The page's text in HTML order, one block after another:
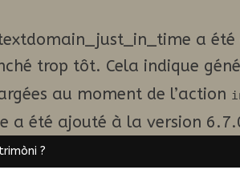
a été
trop tôt. Cela indique
au moment de l’action
a été ajouté à la version
?